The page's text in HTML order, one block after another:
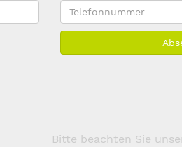
Telefonnummer
Bitte beachten Sie